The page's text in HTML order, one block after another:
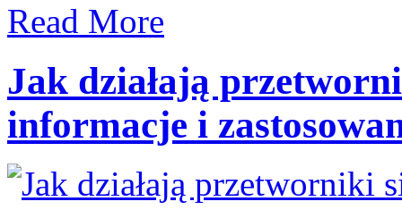
zakupem?
Read More
Jak działają
informacje i